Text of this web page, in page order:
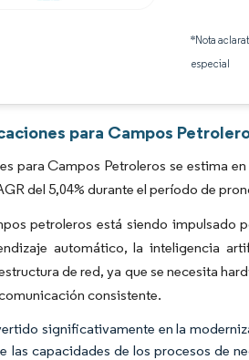
*Nota
especial
para Campos
para Campos Petroleros se estima
del 5,04% durante el período de
petroleros está siendo impulsado
automático, la inteligencia
de red, ya que se necesita
consistente.
significativamente en la
las capacidades de los procesos de